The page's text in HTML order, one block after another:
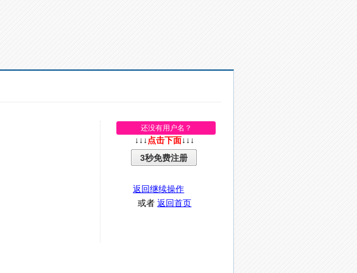
还没有用户名？
↓↓↓ 点击下面 ↓↓↓
3秒免费注册
返回继续操作
或者返回首页